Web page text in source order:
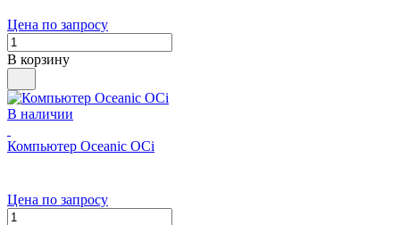
Цена по запросу
В корзину
В наличии
Компьютер Oceanic OCi
Цена по запросу